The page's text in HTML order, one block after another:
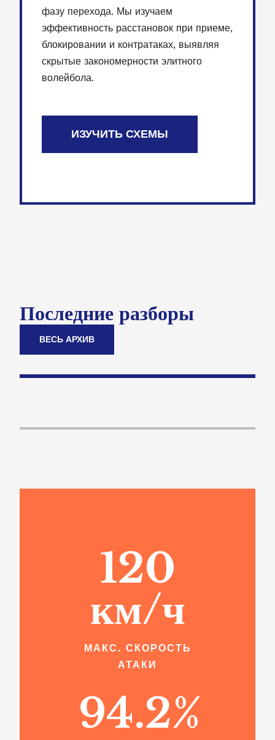
фазу перехода. Мы изучаем
эффективность расстановок при приеме,
блокировании и контратаках, выявляя
скрытые закономерности элитного
волейбола.
ИЗУЧИТЬ СХЕМЫ
Последние разборы
ВЕСЬ АРХИВ
120
км/ч
МАКС. СКОРОСТЬ
АТАКИ
94.2%